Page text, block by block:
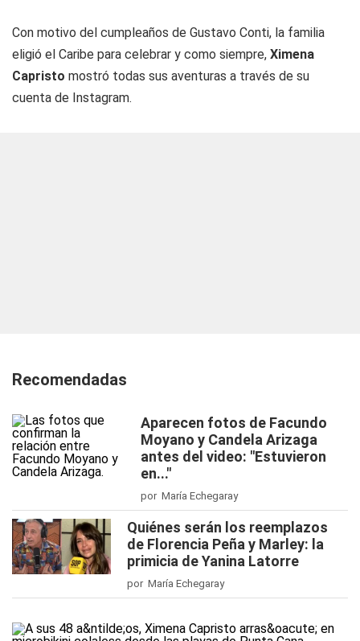
Con motivo del cumpleaños de Gustavo Conti, la familia
eligió el Caribe para celebrar y como siempre, Ximena
Capristo mostró todas sus aventuras a través de su
cuenta de Instagram.
Recomendadas
Aparecen fotos de Facundo
Moyano y Candela Arizaga
antes del video: "Estuvieron
en..."
por María Echegaray
Quiénes serán los reemplazos
de Florencia Peña y Marley: la
primicia de Yanina Latorre
por María Echegaray